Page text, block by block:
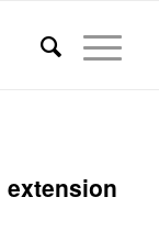
extension